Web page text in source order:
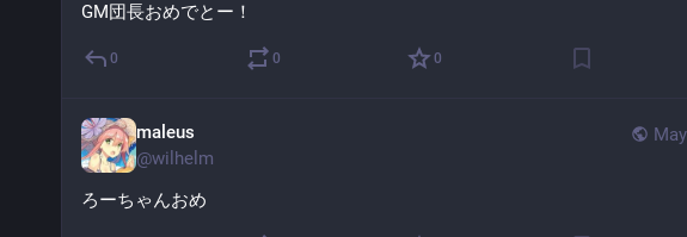
GM団長おめでとー！
0 0 0
maleus
@wilhelm
ろーちゃんおめ